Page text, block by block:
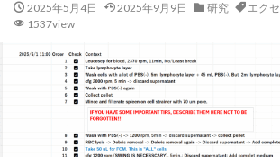
2025年5月4日 2025年9月9日 研究 エク
1537view